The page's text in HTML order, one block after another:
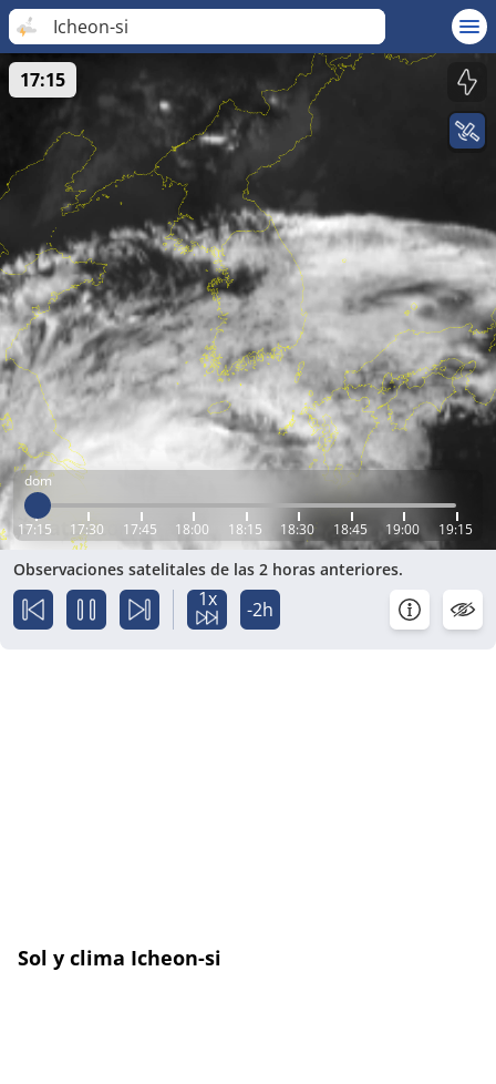
Icheon-si
dom
17:15 17:30 17:45 18:00 18:15 18:30 18:45 19:00 19:15
17:15
Observaciones satelitales de las 2 horas anteriores.
1x -2h
Sol y clima Icheon-si